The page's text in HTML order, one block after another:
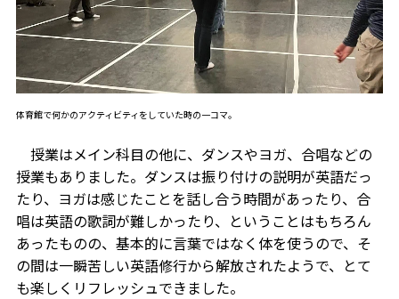
体育館で何かのアクティビティをしていた時の一コマ。
授業はメイン科目の他に、ダンスやヨガ、合唱などの
授業もありました。ダンスは振り付けの説明が英語だっ
たり、ヨガは感じたことを話し合う時間があったり、合
唱は英語の歌詞が難しかったり、ということはもちろん
あったものの、基本的に言葉ではなく体を使うので、そ
の間は一瞬苦しい英語修行から解放されたようで、とて
も楽しくリフレッシュできました。